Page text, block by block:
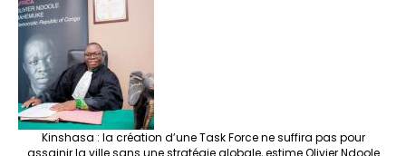
Kinshasa : la création d’une Task Force ne suffira pas pour